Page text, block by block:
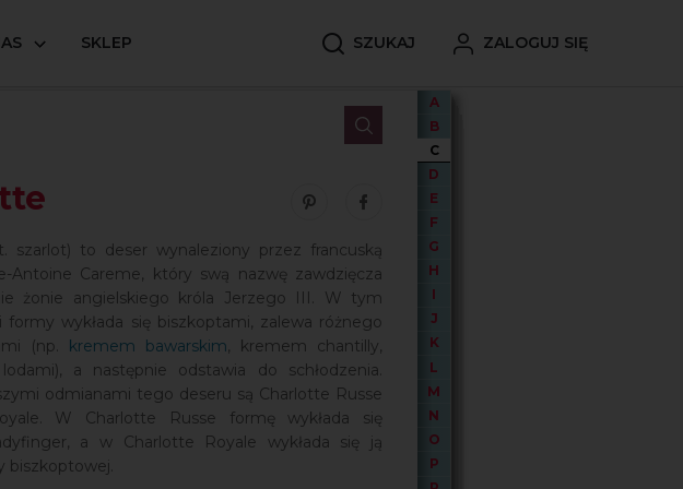
SKLEP SZUKAJ ZALOGUJ SIĘ
A
B
C
D
E
F
G
H
I
J
K
L
M
N
O
P
Zobacz nasze piny w serwisie Pinterest
Udostępnij ten wpis na serwisie Facebook
szarlot) to deser wynaleziony przez francuską
Antoine Careme, który swą nazwę zawdzięcza
żonie angielskiego króla Jerzego III. W tym
formy wykłada się biszkoptami, zalewa różnego
(np. kremem bawarskim, kremem chantilly,
a następnie odstawia do schłodzenia.
odmianami tego deseru są Charlotte Russe
W Charlotte Russe formę wykłada się
a w Charlotte Royale wykłada się ją
biszkoptowej.